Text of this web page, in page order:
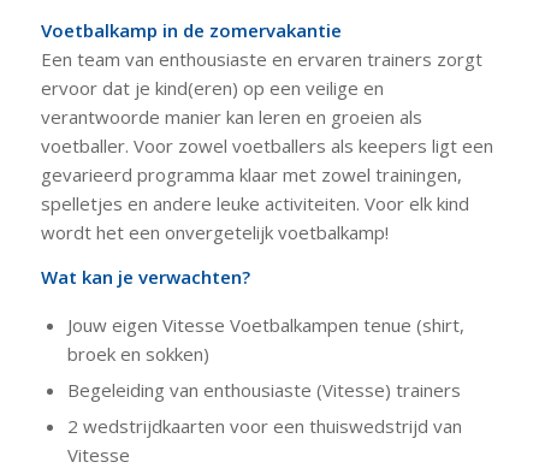
Voetbalkamp in de zomervakantie
Een team van enthousiaste en ervaren trainers zorgt
ervoor dat je kind(eren) op een veilige en
verantwoorde manier kan leren en groeien als
voetballer. Voor zowel voetballers als keepers ligt een
gevarieerd programma klaar met zowel trainingen,
spelletjes en andere leuke activiteiten. Voor elk kind
wordt het een onvergetelijk voetbalkamp!
Wat kan je verwachten?
Jouw eigen Vitesse Voetbalkampen tenue (shirt,
broek en sokken)
Begeleiding van enthousiaste (Vitesse) trainers
2 wedstrijdkaarten voor een thuiswedstrijd van
Vitesse